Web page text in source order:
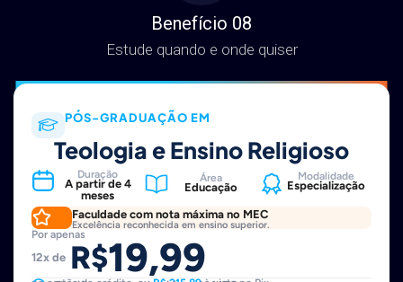
Benefício 08
PÓS-GRADUAÇÃO EM
Teologia e Ensino Religioso
Duração
A partir de 4
meses
Educação
Modalidade
Especialização
Faculdade com nota máxima no MEC
Excelência reconhecida em ensino superior.
Por apenas
R$19,99
no cartão de crédito, ouR$ 215,89à vista no Pix
Certificado reconhecido pelo MEC